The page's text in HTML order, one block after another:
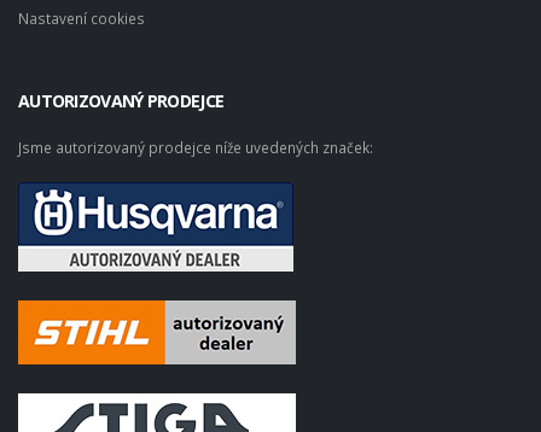
Nastavení cookies
AUTORIZOVANÝ PRODEJCE
Jsme autorizovaný prodejce níže uvedených značek: